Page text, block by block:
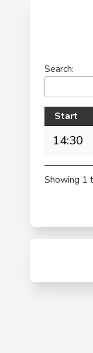
Search:
Start
14:30
Showing 1